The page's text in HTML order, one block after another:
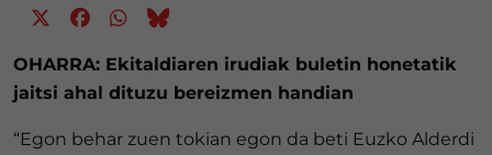
OHARRA: Ekitaldiaren irudiak buletin honetatik
jaitsi ahal dituzu bereizmen handian
“Egon behar zuen tokian egon da beti Euzko Alderdi